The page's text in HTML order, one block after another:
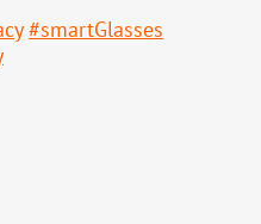
#smartGlasses